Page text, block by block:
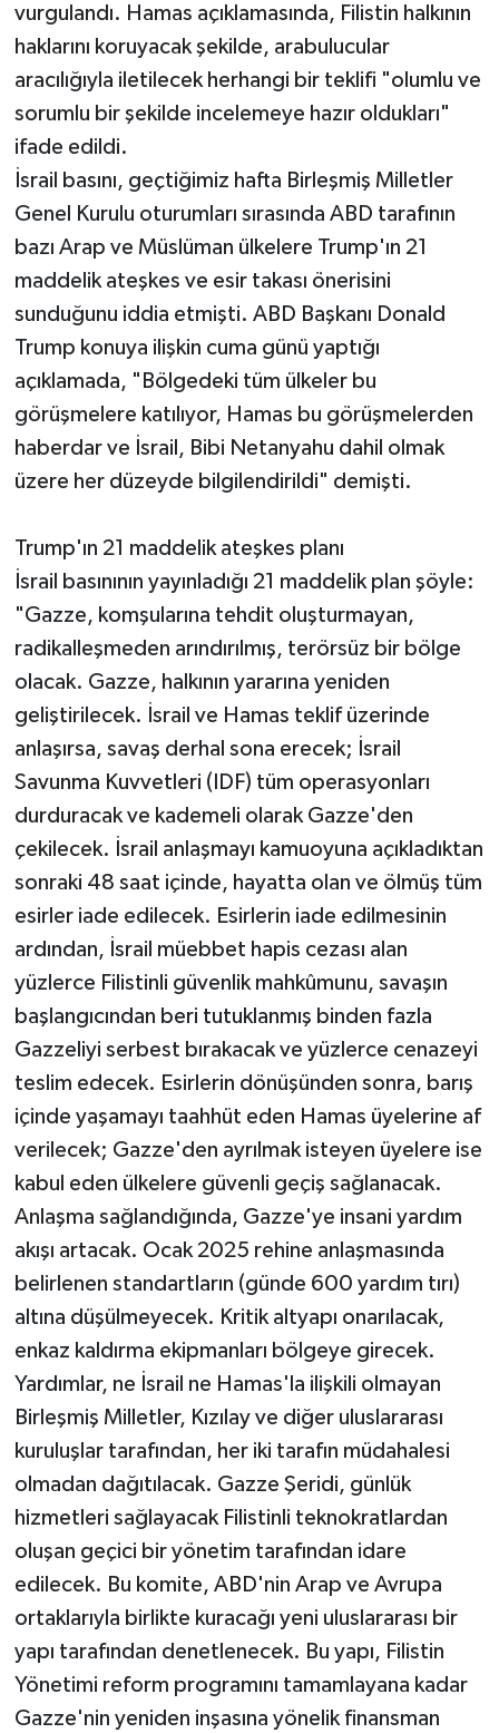
vurgulandı. Hamas açıklamasında, Filistin halkının
haklarını koruyacak şekilde, arabulucular
aracılığıyla iletilecek herhangi bir teklifi "olumlu ve
sorumlu bir şekilde incelemeye hazır oldukları"
ifade edildi.
İsrail basını, geçtiğimiz hafta Birleşmiş Milletler
Genel Kurulu oturumları sırasında ABD tarafının
bazı Arap ve Müslüman ülkelere Trump'ın 21
maddelik ateşkes ve esir takası önerisini
sunduğunu iddia etmişti. ABD Başkanı Donald
Trump konuya ilişkin cuma günü yaptığı
açıklamada, "Bölgedeki tüm ülkeler bu
görüşmelere katılıyor, Hamas bu görüşmelerden
haberdar ve İsrail, Bibi Netanyahu dahil olmak
üzere her düzeyde bilgilendirildi" demişti.
Trump'ın 21 maddelik ateşkes planı
İsrail basınının yayınladığı 21 maddelik plan şöyle:
"Gazze, komşularına tehdit oluşturmayan,
radikalleşmeden arındırılmış, terörsüz bir bölge
olacak. Gazze, halkının yararına yeniden
geliştirilecek. İsrail ve Hamas teklif üzerinde
anlaşırsa, savaş derhal sona erecek; İsrail
Savunma Kuvvetleri (IDF) tüm operasyonları
durduracak ve kademeli olarak Gazze'den
çekilecek. İsrail anlaşmayı kamuoyuna açıkladıktan
sonraki 48 saat içinde, hayatta olan ve ölmüş tüm
esirler iade edilecek. Esirlerin iade edilmesinin
ardından, İsrail müebbet hapis cezası alan
yüzlerce Filistinli güvenlik mahkûmunu, savaşın
başlangıcından beri tutuklanmış binden fazla
Gazzeliyi serbest bırakacak ve yüzlerce cenazeyi
teslim edecek. Esirlerin dönüşünden sonra, barış
içinde yaşamayı taahhüt eden Hamas üyelerine af
verilecek; Gazze'den ayrılmak isteyen üyelere ise
kabul eden ülkelere güvenli geçiş sağlanacak.
Anlaşma sağlandığında, Gazze'ye insani yardım
akışı artacak. Ocak 2025 rehine anlaşmasında
belirlenen standartların (günde 600 yardım tırı)
altına düşülmeyecek. Kritik altyapı onarılacak,
enkaz kaldırma ekipmanları bölgeye girecek.
Yardımlar, ne İsrail ne Hamas'la ilişkili olmayan
Birleşmiş Milletler, Kızılay ve diğer uluslararası
kuruluşlar tarafından, her iki tarafın müdahalesi
olmadan dağıtılacak. Gazze Şeridi, günlük
hizmetleri sağlayacak Filistinli teknokratlardan
oluşan geçici bir yönetim tarafından idare
edilecek. Bu komite, ABD'nin Arap ve Avrupa
ortaklarıyla birlikte kuracağı yeni uluslararası bir
yapı tarafından denetlenecek. Bu yapı, Filistin
Yönetimi reform programını tamamlayana kadar
Gazze'nin yeniden inşasına yönelik finansman